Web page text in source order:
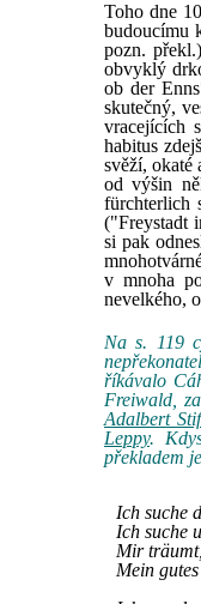
Toho dne
budoucímu
pozn.
obvyklý
ob der
skutečný,
vracejících
habitus
svěží, okaté
od výšin
fürchterlich
("Freystadt
si pak
v mnoha
nevelkého,
Na s. 119
říkávalo
Freiwald,
Adalbert
Leppy.
překladem
Ich suche
Ich suche
Mir
Mein